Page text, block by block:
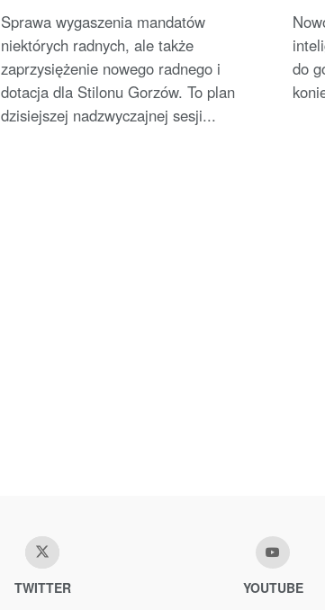
głosowanie w sprawie mandatów
ośmiorga radnych
Sprawa wygaszenia mandatów
niektórych radnych, ale także
zaprzysiężenie nowego radnego i
dotacja dla Stilonu Gorzów. To plan
dzisiejszej nadzwyczajnej sesji...
do
TWITTER YOUTUBE